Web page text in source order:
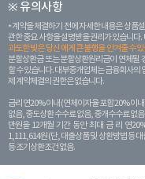
※ 유의사항
계약을 체결하기 전에 자세한 내용은 상품
관한 중요 사항을 설명받을 권리가 있습니다
과도한 빚은 당신 에게 큰 불행을 안겨줄 수
분할상환금 또는 분할상환원리금이 연체될
할 수 있습니다. 대부중개업체는 금융회사의
제 계약체결의 권한은 없습니다.
금리 연20% 이내 (연체이자율 포함 20% 이
없음, 중도상환 수수료 없음, 중개수수료 없
만원을 12개월 기간 동안 최대 금 리 연
1,111,614원 (단, 대출상품 및 상환방법 등
등 조기상환조건 없음.